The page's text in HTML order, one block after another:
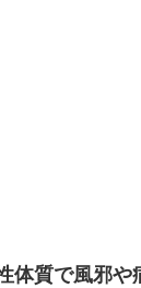
体質で風邪や